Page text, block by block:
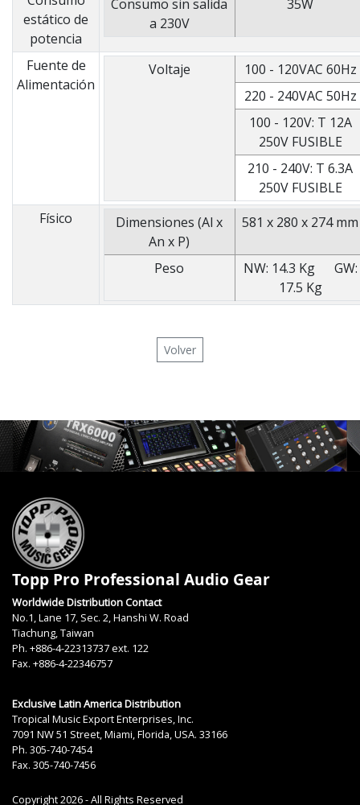
estático de
potencia
Consumo sin salida
a 230V
35W
Fuente de
Alimentación
Voltaje
100 - 120VAC 60Hz
220 - 240VAC 50Hz
100 - 120V: T 12A
250V FUSIBLE
210 - 240V: T 6.3A
250V FUSIBLE
Físico
Dimensiones (Al x
An x P)
581 x 280 x 274 mm
Peso
NW: 14.3 Kg GW:
17.5 Kg
Volver
Topp Pro Professional Audio Gear
Worldwide Distribution Contact
No.1, Lane 17, Sec. 2, Hanshi W. Road
Tiachung, Taiwan
Ph. +886-4-22313737 ext. 122
Fax. +886-4-22346757
Exclusive Latin America Distribution
Tropical Music Export Enterprises, Inc.
7091 NW 51 Street, Miami, Florida, USA. 33166
Ph. 305-740-7454
Fax. 305-740-7456
Copyright 2026 - All Rights Reserved